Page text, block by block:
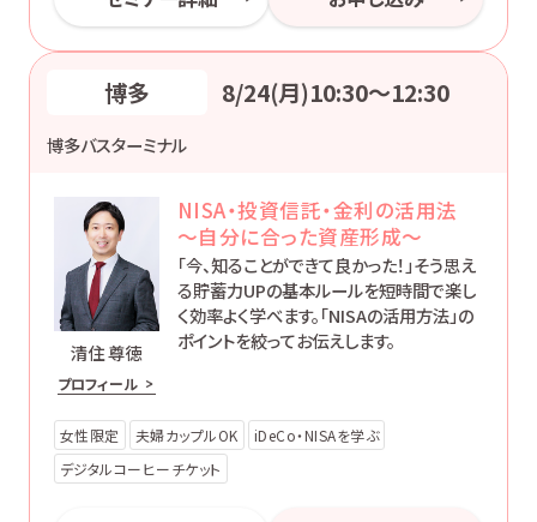
博多 8/24(月)10:30〜12:30
博多バスターミナル
清住 尊徳
プロフィール
NISA・投資信託・金利の活用法
～自分に合った資産形成～
「今、知ることができて良かった！」そう思え
る貯蓄力UPの基本ルールを短時間で楽し
く効率よく学べます。「NISAの活用方法」の
ポイントを絞ってお伝えします。
女性限定 夫婦カップルOK
iDeCo・NISAを学ぶ
デジタルコーヒーチケット